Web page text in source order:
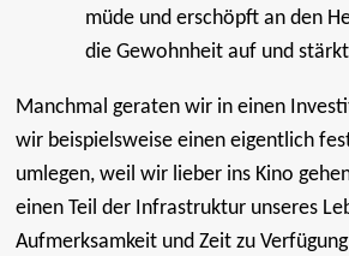
müde und erschöpft an den
die Gewohnheit auf und
Manchmal geraten wir in einen
wir beispielsweise einen eigentlich
umlegen, weil wir lieber ins Kino
einen Teil der Infrastruktur unseres
Aufmerksamkeit und Zeit zu